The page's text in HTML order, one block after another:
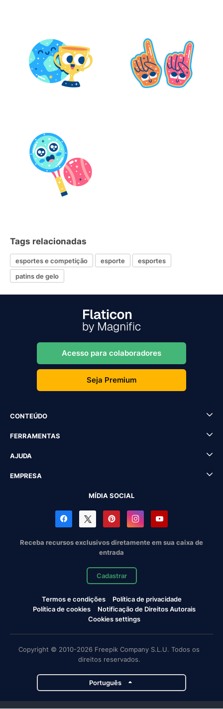
Tags relacionadas
esportes e competição esporte
esportes
patins de gelo
Acesso para colaboradores
Seja Premium
CONTEÚDO
FERRAMENTAS
AJUDA
EMPRESA
MÍDIA SOCIAL
Receba recursos exclusivos diretamente em sua caixa de
entrada
Cadastrar
Termos e condições
Política de privacidade
Política de cookies
Notificação de Direitos Autorais
Cookies settings
Copyright © 2010-2026 Freepik Company S.L.U. Todos os
direitos reservados.
Português